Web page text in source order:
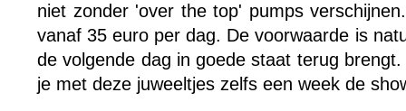
niet zonder 'over the top' pumps
vanaf 35 euro per dag. De voorwaarde is
de volgende dag in goede staat terug
je met deze juweeltjes zelfs een week de